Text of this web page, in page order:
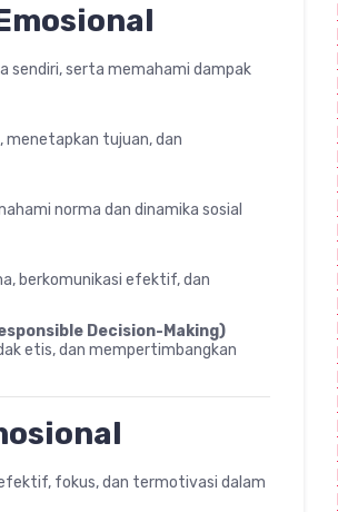
sendiri, serta memahami dampak
menetapkan tujuan, dan
norma dan dinamika sosial
berkomunikasi efektif, dan
Decision-Making)
etis, dan mempertimbangkan
fokus, dan termotivasi dalam